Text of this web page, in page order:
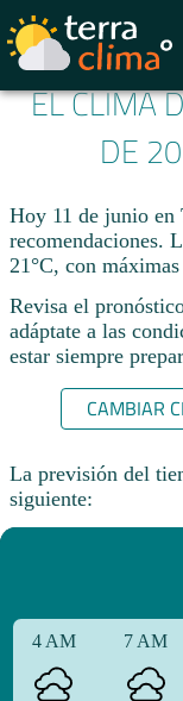
EL CLIMA
DE
Hoy 11 de junio
recomendaciones.
21°C, con
Revisa el
adáptate a las
estar siempre
CAMBIAR
La previsión del
siguiente:
4 AM 7 AM